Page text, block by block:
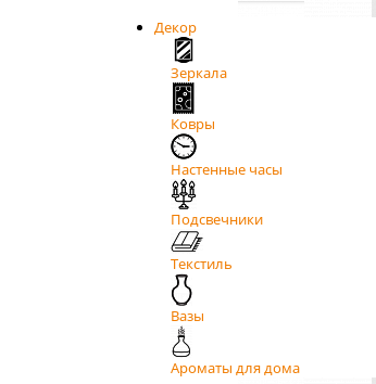
Декор
Зеркала
Ковры
Настенные часы
Подсвечники
Текстиль
Вазы
Ароматы для дома